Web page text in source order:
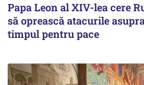
Papa Leon al XIV-lea cere
să oprească atacurile
timpul pentru pace